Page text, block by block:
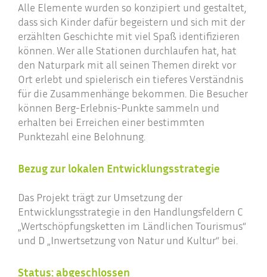
Alle Elemente wurden so konzipiert und gestaltet,
dass sich Kinder dafür begeistern und sich mit der
erzählten Geschichte mit viel Spaß identifizieren
können. Wer alle Stationen durchlaufen hat, hat
den Naturpark mit all seinen Themen direkt vor
Ort erlebt und spielerisch ein tieferes Verständnis
für die Zusammenhänge bekommen. Die Besucher
können Berg-Erlebnis-Punkte sammeln und
erhalten bei Erreichen einer bestimmten
Punktezahl eine Belohnung.
Bezug zur lokalen Entwicklungsstrategie
Das Projekt trägt zur Umsetzung der
Entwicklungsstrategie in den Handlungsfeldern C
„Wertschöpfungsketten im Ländlichen Tourismus“
und D „Inwertsetzung von Natur und Kultur“ bei.
Status: abgeschlossen